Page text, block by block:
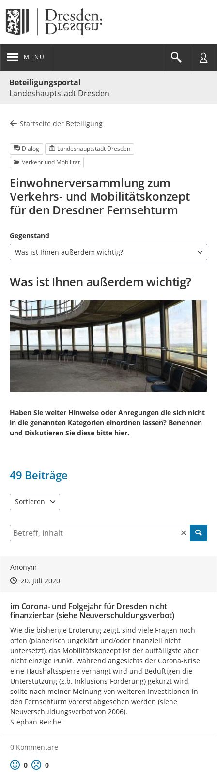
MENÜ
Beteiligungsportal
Landeshauptstadt Dresden
Startseite der Beteiligung
Dialog
Landeshauptstadt Dresden
Verkehr und Mobilität
Einwohnerversammlung zum
Verkehrs- und Mobilitätskonzept
für den Dresdner Fernsehturm
Gegenstand
Was ist Ihnen außerdem wichtig?
Was ist Ihnen außerdem wichtig?
Haben Sie weiter Hinweise oder Anregungen die sich nicht
in die genannten Kategorien einordnen lassen? Benennen
und Diskutieren Sie diese bitte hier.
49 Beiträge
Sortieren
Suche nach Beiträgen und Kommentaren
Anonym
Zeitpunkt des Erstellens
Zeitpunkt des Erstellens
20. Juli 2020Zur Äußerung
im Corona- und Folgejahr für Dresden nicht
finanzierbar (siehe Neuverschuldungsverbot)
Wie die bisherige Eröterung zeigt, sind viele Fragen noch
offen (planerisch ungeklärt und/oder finanziell nicht
untersetzt), das Mobilitätskonzept ist der auffälligste aber
nicht einzige Punkt. Während angesichts der Corona-Krise
eine Haushaltssperre verhängt wird und Bedüftigen die
Unterstützung (z.b. Inklusions-Förderung) gekürzt wird,
sollte nach meiner Meinung von weiteren Investitionen in
den Fernsehturm vorerst abgesehen werden (siehe
Neuverschuldungsverbot von 2006).
Stephan Reichel
0 Kommentare
Positive Bewertung
0 Negative Bewertung
0